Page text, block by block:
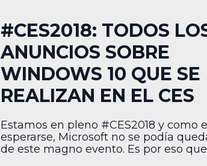
#CES2018: TODOS
ANUNCIOS SOBRE
WINDOWS 10 QUE SE
REALIZAN EN EL CES
Estamos en pleno #CES2018 y como
esperarse, Microsoft no se podía
de este magno evento. Es por eso